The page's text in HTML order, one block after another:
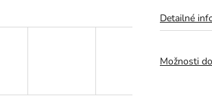
Možnosti
Detailné